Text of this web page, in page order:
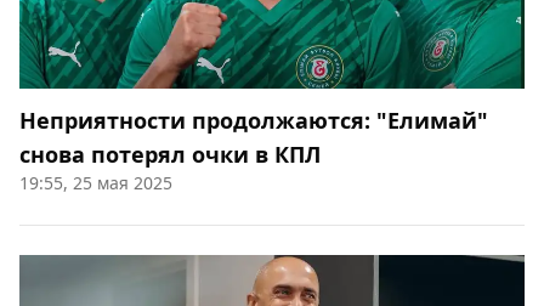
Неприятности продолжаются: "Елимай"
снова потерял очки в КПЛ
19:55, 25 мая 2025